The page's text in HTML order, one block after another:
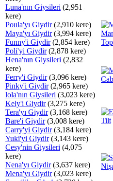
Luna'nın Giysileri (2,951
kere)
Poula'yı Giydir(2,910 kere)
Maya'yı Giydir(3,994 kere)
Funny'i Giydir(2,854 kere)
Poli'yi Giydir(2,878 kere)
Hena'nın Giysileri (2,832
kere)
Ferry'i Giydir(3,096 kere)
Pinky'i Giydir(2,965 kere)
lola'nın Giysileri (3,023 kere)
Kely'i Giydir(3,275 kere)
Tera'yı Giydir(3,168 kere)
Bare'i Giydir(3,008 kere)
Carry'yi Giydir(3,184 kere)
Yuki'yi Giydir(3,143 kere)
Cesy'nin Giysileri (4,075
kere)
Nena'yı Giydir(3,637 kere)
Mena'yı Giydir(3,023 kere)